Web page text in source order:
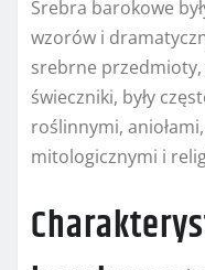
Srebra barokowe
wzorów i
srebrne przedmioty,
świeczniki, były
roślinnymi,
mitologicznymi i